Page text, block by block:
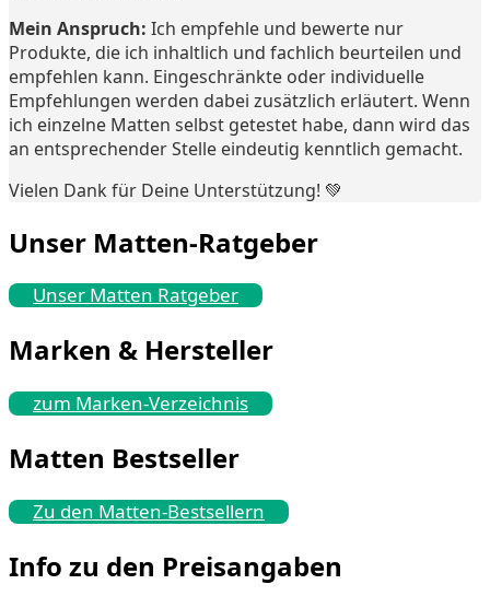
Mein Anspruch: Ich empfehle und bewerte nur
Produkte, die ich inhaltlich und fachlich beurteilen und
empfehlen kann. Eingeschränkte oder individuelle
Empfehlungen werden dabei zusätzlich erläutert. Wenn
ich einzelne Matten selbst getestet habe, dann wird das
an entsprechender Stelle eindeutig kenntlich gemacht.
Vielen Dank für Deine Unterstützung! 💚
Unser Matten-Ratgeber
Unser Matten Ratgeber
Marken & Hersteller
zum Marken-Verzeichnis
Matten Bestseller
Zu den Matten-Bestsellern
Info zu den Preisangaben